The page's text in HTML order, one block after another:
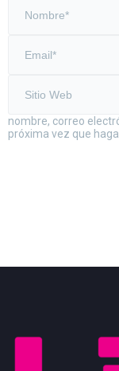
nombre, correo
próxima vez que